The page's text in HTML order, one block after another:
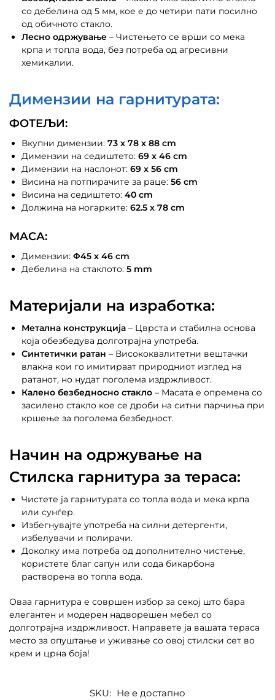
со дебелина од 5 мм, кое е до четири пати посилно
од обичното стакло.
Лесно одржување – Чистењето се врши со мека
крпа и топла вода, без потреба од агресивни
хемикалии.
Димензии на гарнитурата:
ФОТЕЉИ:
Вкупни димензии: 73 x 78 x 88 cm
Димензии на седиштето: 69 x 46 cm
Димензии на наслонот: 69 x 56 cm
Висина на потпирачите за раце: 56 cm
Висина на седиштето: 40 cm
Должина на ногарките: 62.5 x 78 cm
МАСА:
Димензии: Φ45 x 46 cm
Дебелина на стаклото: 5 mm
Материјали на изработка:
Метална конструкција – Цврста и стабилна основа
која обезбедува долготрајна употреба.
Синтетички ратан – Висококвалитетни вештачки
влакна кои го имитираат природниот изглед на
ратанот, но нудат поголема издржливост.
Калено безбедносно стакло – Масата е опремена со
засилено стакло кое се дроби на ситни парчиња при
кршење за поголема безбедност.
Начин на одржување на
Стилска гарнитура за тераса:
Чистете ја гарнитурата со топла вода и мека крпа
или сунѓер.
Избегнувајте употреба на силни детергенти,
избелувачи и полирачи.
Доколку има потреба од дополнително чистење,
користете благ сапун или сода бикарбона
растворена во топла вода.
Оваа гарнитура е совршен избор за секој што бара
елегантен и модерен надворешен мебел со
долготрајна издржливост. Направете ја вашата тераса
место за опуштање и уживање со овој стилски сет во
крем и црна боја!
SKU: Не е достапно